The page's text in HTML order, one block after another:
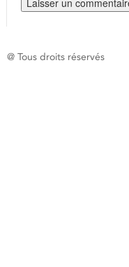
@ Tous droits réservés